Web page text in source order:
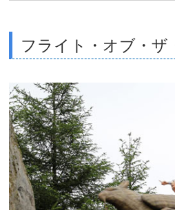
フライト・オブ・ザ